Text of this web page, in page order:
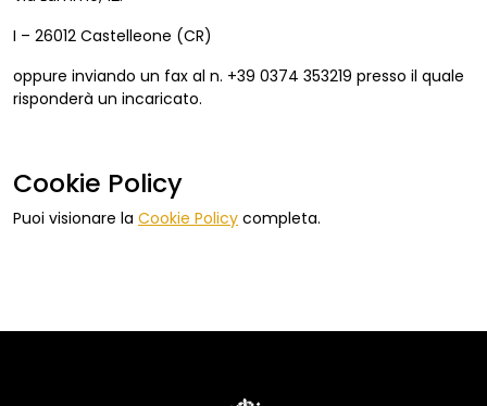
I – 26012 Castelleone (CR)
oppure inviando un fax al n. +39 0374 353219 presso il quale
risponderà un incaricato.
Cookie Policy
Puoi visionare la Cookie Policy completa.